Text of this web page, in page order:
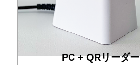
PC + QRリーダー